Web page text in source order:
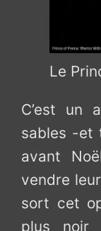
Le
C’est un
sables -et
avant
vendre
sort cet
plus noir